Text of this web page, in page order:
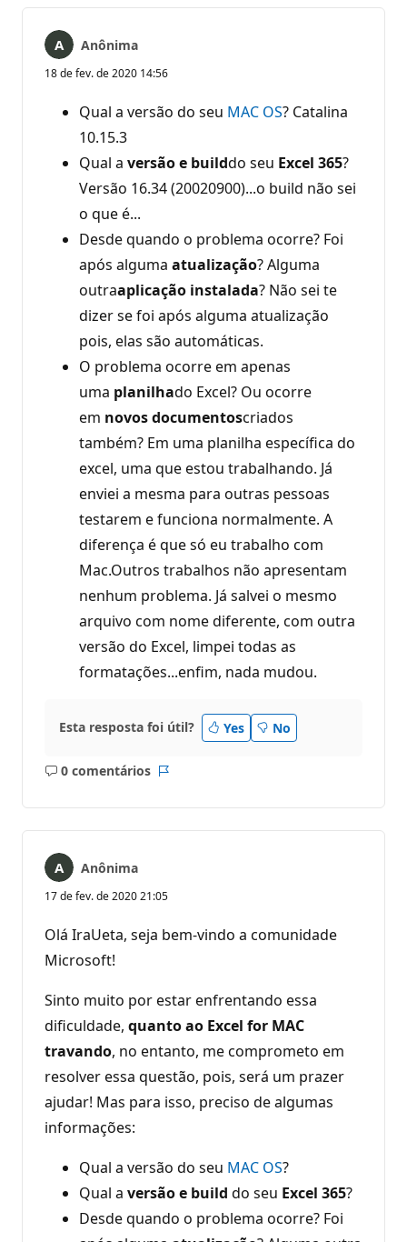
Anônima
18 de fev. de 2020 14:56
Qual a versão do seu MAC OS? Catalina
10.15.3
Qual a versão e builddo seu Excel 365?
Versão 16.34 (20020900)...o build não sei
o que é...
Desde quando o problema ocorre? Foi
após alguma atualização? Alguma
outraaplicação instalada? Não sei te
dizer se foi após alguma atualização
pois, elas são automáticas.
O problema ocorre em apenas
uma planilhado Excel? Ou ocorre
em novos documentoscriados
também? Em uma planilha específica do
excel, uma que estou trabalhando. Já
enviei a mesma para outras pessoas
testarem e funciona normalmente. A
diferença é que só eu trabalho com
Mac.Outros trabalhos não apresentam
nenhum problema. Já salvei o mesmo
arquivo com nome diferente, com outra
versão do Excel, limpei todas as
formatações...enfim, nada mudou.
Esta resposta foi útil? Yes No
0 comentários
Sem
Anônima
17 de fev. de 2020 21:05
Olá IraUeta, seja bem-vindo a comunidade
Microsoft!
Sinto muito por estar enfrentando essa
dificuldade, quanto ao Excel for MAC
travando, no entanto, me comprometo em
resolver essa questão, pois, será um prazer
ajudar! Mas para isso, preciso de algumas
informações:
Qual a versão do seu MAC OS?
Qual a versão e build do seu Excel 365?
Desde quando o problema ocorre? Foi